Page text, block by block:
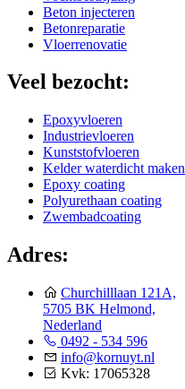
Beton injecteren
Betonreparatie
Vloerrenovatie
Veel bezocht:
Epoxyvloeren
Industrievloeren
Kunststofvloeren
Kelder waterdicht maken
Epoxy coating
Polyurethaan coating
Zwembadcoating
Adres:
Churchilllaan 121A,
5705 BK Helmond,
Nederland
0492 - 534 596
info@kornuyt.nl
Kvk: 17065328